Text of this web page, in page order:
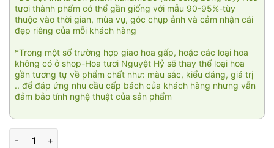
tươi thành phẩm có thể gần giống với mẫu 90-95%-tùy
thuộc vào thời gian, mùa vụ, góc chụp ảnh và cảm nhận cái
đẹp riêng của mỗi khách hàng
*Trong một số trường hợp giao hoa gấp, hoặc các loại hoa
không có ở shop-Hoa tươi Nguyệt Hỷ sẽ thay thế loại hoa
gần tương tự về phẩm chất như: màu sắc, kiểu dáng, giá trị
.. để đáp ứng nhu cầu cấp bách của khách hàng nhưng vẫn
đảm bảo tính nghệ thuật của sản phẩm
An nhiên 03 số lượng